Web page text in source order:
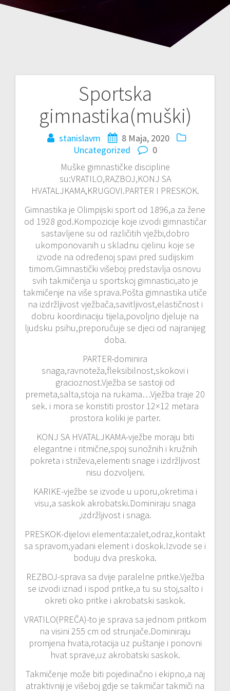
Sportska
gimnastika(muški)
stanislavm
8 Maja, 2020
Uncategorized
0
Muške gimnastičke discipline
su:VRATILO,RAZBOJ,KONJ SA
HVATALJKAMA,KRUGOVI.PARTER I PRESKOK.
Gimnastika je Olimpijski sport od 1896,a za žene
od 1928 god.Kompozicije koje izvodi gimnastičar
sastavljene su od različitih vježbi,dobro
ukomponovanih u skladnu cjelinu koje se
izvode na određenoj spavi pred sudijskim
timom.Gimnastički višeboj predstavlja osnovu
svih takmičenja u sportskoj gimnastici,ato je
takmičenje na više sprava.Pošta gimnastika utiče
na izdržljivost vježbača,savitljivost,elastičnost i
dobru koordinaciju tijela,povoljno djeluje na
ljudsku psihu,preporučuje se djeci od najranijeg
doba.
PARTER-dominira
snaga,ravnoteža,fleksibilnost,skokovi i
gracioznost.Vježba se sastoji od
premeta,salta,stoja na rukama…Vježba traje 20
sek. i mora se koristiti prostor 12×12 metara
prostora koliki je parter.
KONJ SA HVATALJKAMA-vježbe moraju biti
elegantne i ritmične,spoj sunožnih i kružnih
pokreta i striževa,elementi snage i izdržljivost
nisu dozvoljeni.
KARIKE-vježbe se izvode u uporu,okretima i
visu,a saskok akrobatski.Dominiraju snaga
,izdržljivost i snaga.
PRESKOK-dijelovi elementa:zalet,odraz,kontakt
sa spravom,yadani element i doskok.Izvode se i
boduju dva preskoka.
REZBOJ-sprava sa dvije paralelne pritke.Vježba
se izvodi iznad i ispod pritke,a tu su stoj,salto i
okreti oko pritke i akrobatski saskok.
VRATILO(PREČA)-to je sprava sa jednom pritkom
na visini 255 cm od strunjače.Dominiraju
promjena hvata,rotacija uz puštanje i ponovni
hvat sprave,uz akrobatski saskok.
Takmičenje može biti pojedinačno i ekipno,a naj
atraktivniji je višeboj gdje se takmičar takmiči na
Navigacija
članaka